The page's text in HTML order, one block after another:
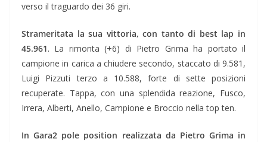
verso il traguardo dei 36 giri.
Strameritata la sua vittoria, con tanto di best lap in
45.961. La rimonta (+6) di Pietro Grima ha portato il
campione in carica a chiudere secondo, staccato di 9.581,
Luigi Pizzuti terzo a 10.588, forte di sette posizioni
recuperate. Tappa, con una splendida reazione, Fusco,
Irrera, Alberti, Anello, Campione e Broccio nella top ten.
In Gara2 pole position realizzata da Pietro Grima in